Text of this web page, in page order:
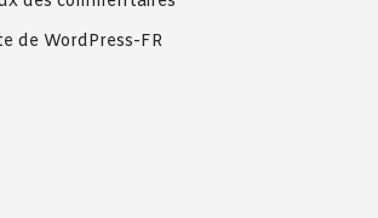
de WordPress-FR